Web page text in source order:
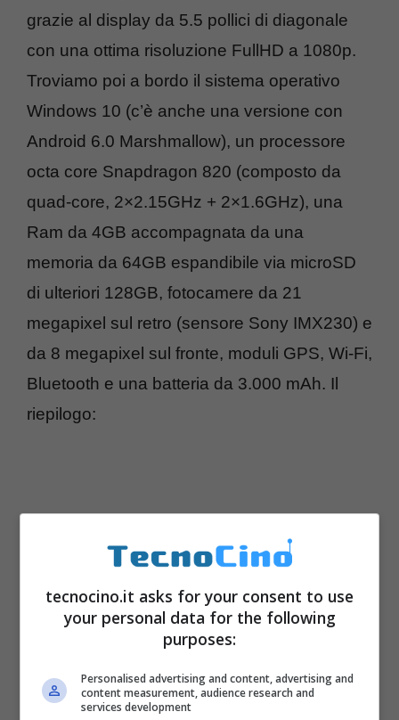
grazie al display da 5.5 pollici di diagonale
con una ottima risoluzione FullHD a 1080p.
Troviamo poi a bordo il sistema operativo
Windows 10 (c’è anche una versione con
Android 6.0 Marshmallow), un processore
octa core Snapdragon 820 (composto da
quad-core, 2×2.15GHz + 2×1.6GHz), una
Ram da 4GB accompagnata da una
memoria da 64GB espandibile via microSD
di ulteriori 128GB, fotocamere da 21
megapixel sul retro (sensore Sony IMX230) e
da 8 megapixel sul fronte, moduli GPS, Wi-Fi,
Bluetooth e una batteria da 3.000 mAh. Il
riepilogo:
Display da 5.5 pollici a risoluzione
tecnocino.it asks for your consent to use
your personal data for the following
purposes:
Personalised advertising and content, advertising and
content measurement, audience research and
services development